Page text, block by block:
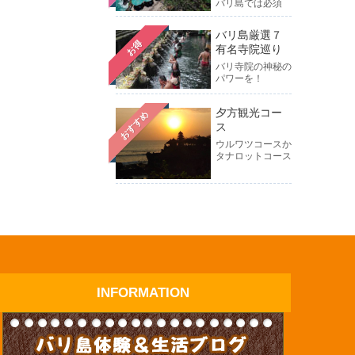
バリ島では必須
お得
バリ島厳選７
有名寺院巡り
バリ寺院の神秘の
パワーを！
おすすめ
夕方観光コー
ス
ウルワツコースか
タナロットコース
INFORMATION